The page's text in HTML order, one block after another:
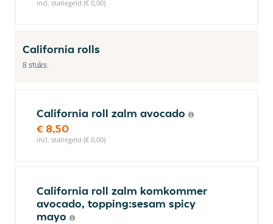
incl. statiegeld (€ 0,00)
California rolls
8 stuks.
California roll zalm avocado
€ 8,50
incl. statiegeld (€ 0,00)
California roll zalm komkommer
avocado, topping:sesam spicy
mayo